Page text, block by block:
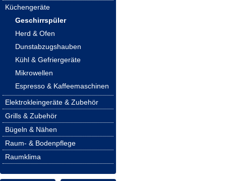
Küchengeräte
Geschirrspüler
Herd & Ofen
Dunstabzugshauben
Kühl & Gefriergeräte
Mikrowellen
Espresso & Kaffeemaschinen
Elektrokleingeräte & Zubehör
Grills & Zubehör
Bügeln & Nähen
Raum- & Bodenpflege
Raumklima